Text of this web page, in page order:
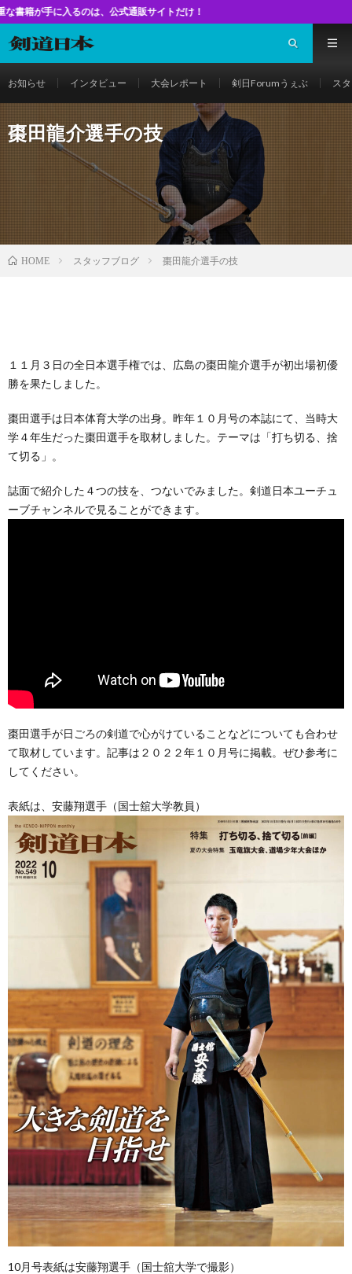
、公式通販サイトだけ！
お知らせ インタビュー 大会レポート 剣日Forumうぇぶ ス
棗田龍介選手の技
HOME スタッフブログ 棗田龍介選手の技
１１月３日の全日本選手権では、広島の棗田龍介選手が初出場初優
勝を果たしました。
棗田選手は日本体育大学の出身。昨年１０月号の本誌にて、当時大
学４年生だった棗田選手を取材しました。テーマは「打ち切る、捨
て切る」。
誌面で紹介した４つの技を、つないでみました。剣道日本ユーチュ
ーブチャンネルで見ることができます。
棗田選手が日ごろの剣道で心がけていることなどについても合わせ
て取材しています。記事は２０２２年１０月号に掲載。ぜひ参考に
してください。
表紙は、安藤翔選手（国士舘大学教員）
10月号表紙は安藤翔選手（国士舘大学で撮影）